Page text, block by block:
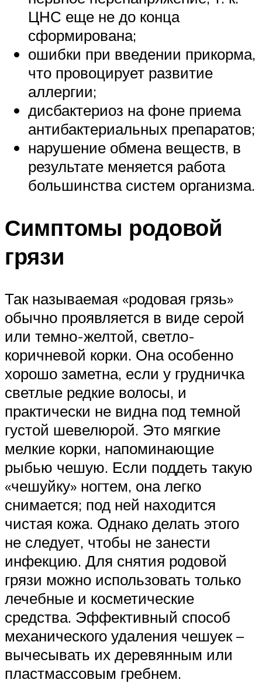
ЦНС еще не до конца
сформирована;
ошибки при введении прикорма,
что провоцирует развитие
аллергии;
дисбактериоз на фоне приема
антибактериальных препаратов;
нарушение обмена веществ, в
результате меняется работа
большинства систем организма.
Симптомы родовой
грязи
Так называемая «родовая грязь»
обычно проявляется в виде серой
или темно-желтой, светло-
коричневой корки. Она особенно
хорошо заметна, если у грудничка
светлые редкие волосы, и
практически не видна под темной
густой шевелюрой. Это мягкие
мелкие корки, напоминающие
рыбью чешую. Если поддеть такую
«чешуйку» ногтем, она легко
снимается; под ней находится
чистая кожа. Однако делать этого
не следует, чтобы не занести
инфекцию. Для снятия родовой
грязи можно использовать только
лечебные и косметические
средства. Эффективный способ
механического удаления чешуек –
вычесывать их деревянным или
пластмассовым гребнем.